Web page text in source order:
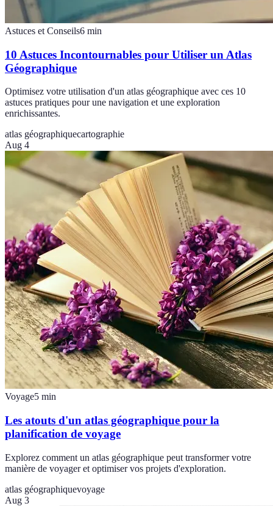
Astuces et Conseils6 min
10 Astuces Incontournables pour Utiliser un Atlas
Géographique
Optimisez votre utilisation d'un atlas géographique avec ces 10
astuces pratiques pour une navigation et une exploration
enrichissantes.
atlas géographiquecartographie
Aug 4
Voyage5 min
Les atouts d'un atlas géographique pour la
planification de voyage
Explorez comment un atlas géographique peut transformer votre
manière de voyager et optimiser vos projets d'exploration.
atlas géographiquevoyage
Aug 3